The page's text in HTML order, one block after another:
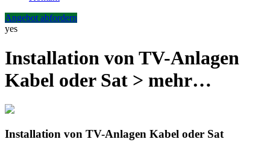
Angebot abfordern
yes
Installation von TV-Anlagen
Kabel oder Sat > mehr…
Installation von TV-Anlagen Kabel oder Sat